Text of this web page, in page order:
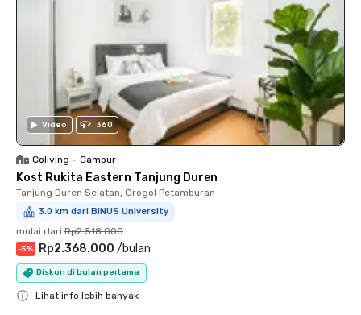
Video 360
Coliving • Campur
Kost Rukita Eastern Tanjung Duren
Tanjung Duren Selatan, Grogol Petamburan
3.0 km dari BINUS University
mulai dari Rp2.518.000
-5% Rp2.368.000 /bulan
Diskon di bulan pertama
Lihat info lebih banyak